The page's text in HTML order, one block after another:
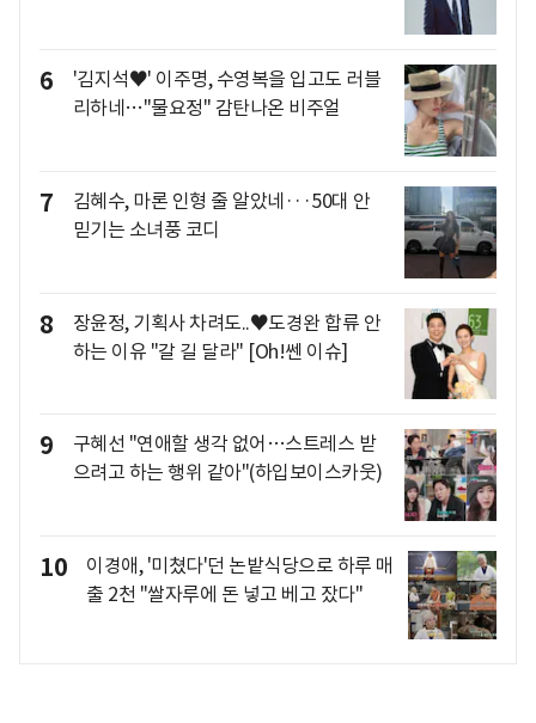
6
'김지석♥' 이주명, 수영복을 입고도 러블
리하네…"물요정" 감탄나온 비주얼
7
김혜수, 마론 인형 줄 알았네···50대 안
믿기는 소녀풍 코디
8
장윤정, 기획사 차려도..♥도경완 합류 안
하는 이유 "갈 길 달라" [Oh!쎈 이슈]
9
구혜선 "연애할 생각 없어…스트레스 받
으려고 하는 행위 같아"(하입보이스카웃)
10
이경애, '미쳤다'던 논밭식당으로 하루 매
출 2천 "쌀자루에 돈 넣고 베고 잤다"